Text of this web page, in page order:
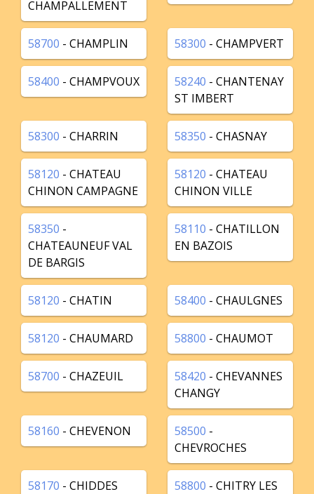
CHAMPALLEMENT
58700 - CHAMPLIN 58300 - CHAMPVERT
58400 - CHAMPVOUX 58240 - CHANTENAY
ST IMBERT
58300 - CHARRIN 58350 - CHASNAY
58120 - CHATEAU
CHINON CAMPAGNE
58120 - CHATEAU
CHINON VILLE
58350 -
CHATEAUNEUF VAL
DE BARGIS
58110 - CHATILLON
EN BAZOIS
58120 - CHATIN 58400 - CHAULGNES
58120 - CHAUMARD 58800 - CHAUMOT
58700 - CHAZEUIL 58420 - CHEVANNES
CHANGY
58160 - CHEVENON 58500 -
CHEVROCHES
58170 - CHIDDES 58800 - CHITRY LES